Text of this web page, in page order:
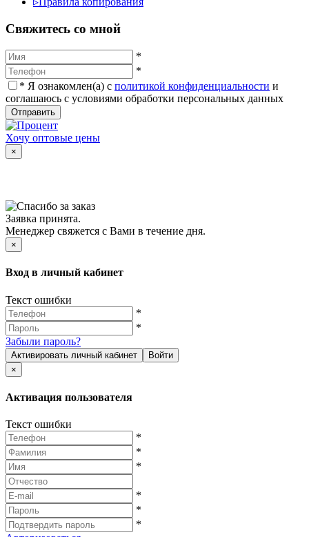
Cвяжитесь со мной
*
*
* Я ознакомлен(а) с политикой конфиденциальности и
соглашаюсь с условиями обработки персональных данных
Отправить
Хочу оптовые цены
×
Заявка принята.
Менеджер свяжется с Вами в течение дня.
×
Вход в личный кабинет
Текст ошибки
*
*
Забыли пароль?
Активировать личный кабинет
Войти
×
Активация пользователя
Текст ошибки
*
*
*
*
*
*